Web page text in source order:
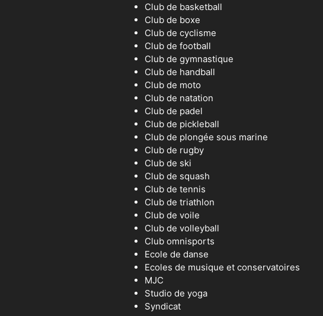
Club de basketball
Club de boxe
Club de cyclisme
Club de football
Club de gymnastique
Club de handball
Club de moto
Club de natation
Club de padel
Club de pickleball
Club de plongée sous marine
Club de rugby
Club de ski
Club de squash
Club de tennis
Club de triathlon
Club de voile
Club de volleyball
Club omnisports
Ecole de danse
Ecoles de musique et conservatoires
MJC
Studio de yoga
Syndicat